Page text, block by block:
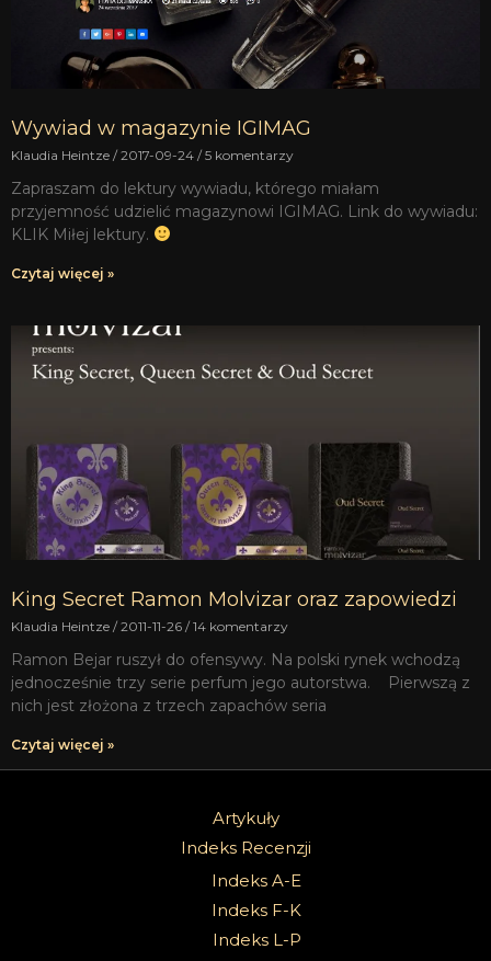
Wywiad w magazynie IGIMAG
Klaudia Heintze 2017-09-24 5 komentarzy
Zapraszam do lektury wywiadu, którego miałam
przyjemność udzielić magazynowi IGIMAG. Link do wywiadu:
KLIK Miłej lektury.
Czytaj więcej »
King Secret Ramon Molvizar oraz zapowiedzi
Klaudia Heintze 2011-11-26 14 komentarzy
Ramon Bejar ruszył do ofensywy. Na polski rynek wchodzą
jednocześnie trzy serie perfum jego autorstwa. Pierwszą z
nich jest złożona z trzech zapachów seria
Czytaj więcej »
Artykuły
Indeks Recenzji
Indeks A-E
Indeks F-K
Indeks L-P